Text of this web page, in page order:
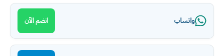
واتساب انضم الآن